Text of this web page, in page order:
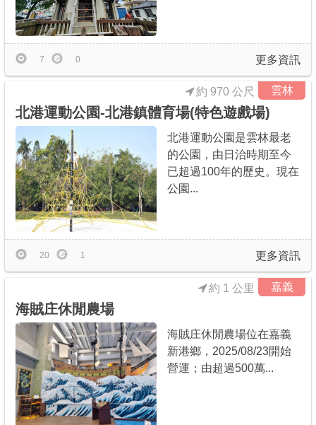
更多資訊
7 0
雲林
約 970 公尺
北港運動公園-北港鎮體育場(特色遊戲場)
北港運動公園是雲林最老
的公園，由日治時期至今
已超過100年的歷史。現在
公園...
更多資訊
20 1
嘉義
約 1 公里
海賊庄休閒農場
海賊庄休閒農場位在嘉義
新港鄉，2025/08/23開始
營運；由超過500萬...